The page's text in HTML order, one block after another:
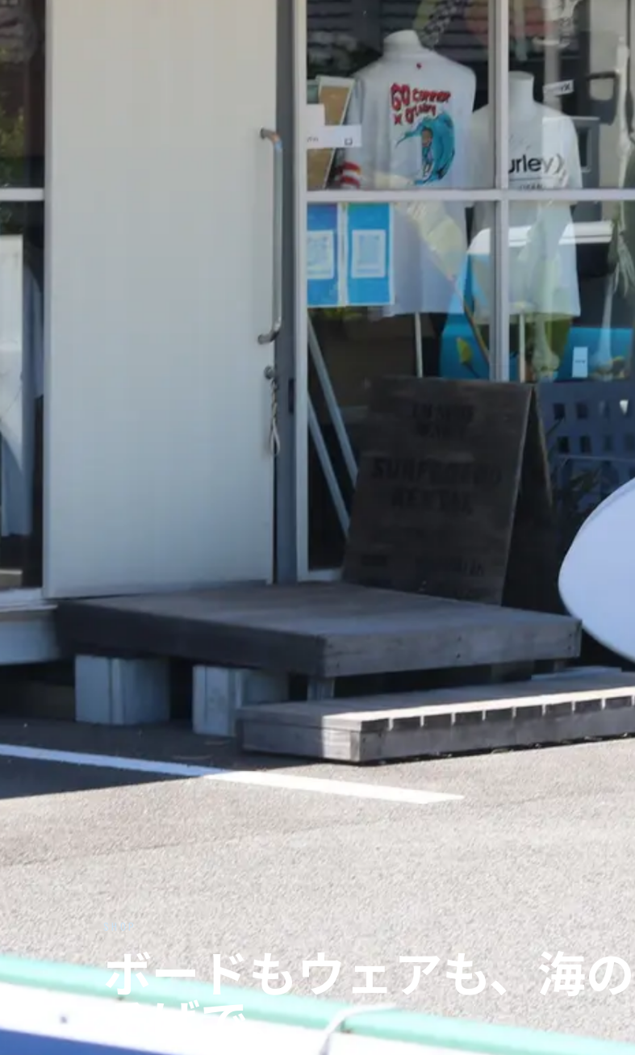
SHOP
ボードもウェアも、海の
そばで。